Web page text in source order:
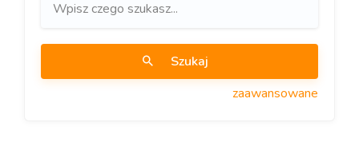
Szukaj
zaawansowane